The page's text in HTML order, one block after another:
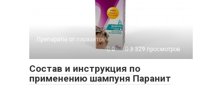
Препараты от паразитов
0
3 329 просмотров
Состав и инструкция по
применению шампуня Паранит